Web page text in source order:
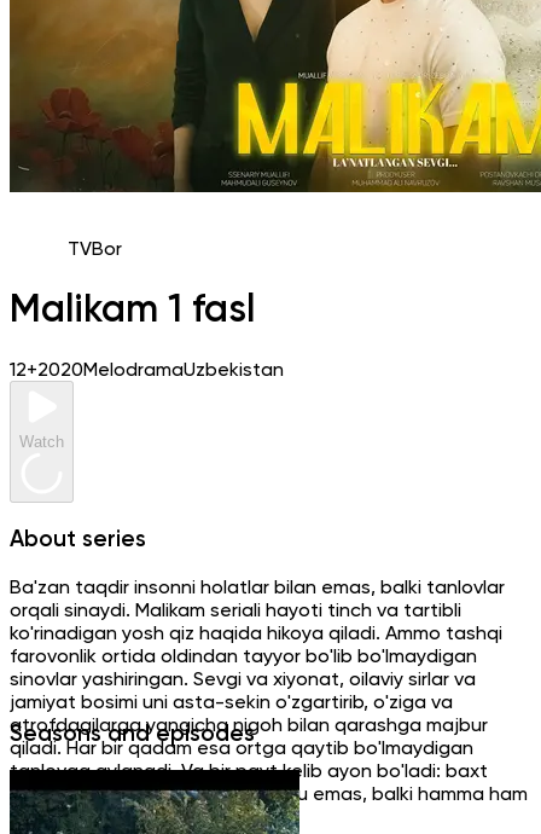
TVBor
Malikam 1 fasl
12+2020MelodramaUzbekistan
Watch
About series
Ba'zan taqdir insonni holatlar bilan emas, balki tanlovlar
orqali sinaydi. Malikam seriali hayoti tinch va tartibli
ko'rinadigan yosh qiz haqida hikoya qiladi. Ammo tashqi
farovonlik ortida oldindan tayyor bo'lib bo'lmaydigan
sinovlar yashiringan. Sevgi va xiyonat, oilaviy sirlar va
jamiyat bosimi uni asta-sekin o'zgartirib, o'ziga va
atrofdagilarga yangicha nigoh bilan qarashga majbur
qiladi. Har bir qadam esa ortga qaytib bo'lmaydigan
tanlovga aylanadi. Va bir payt kelib ayon bo'ladi: baxt
uchun kurash - bu shunchaki orzu emas, balki hamma ham
bardosh bera olmaydigan sinov.
Seasons and episodes